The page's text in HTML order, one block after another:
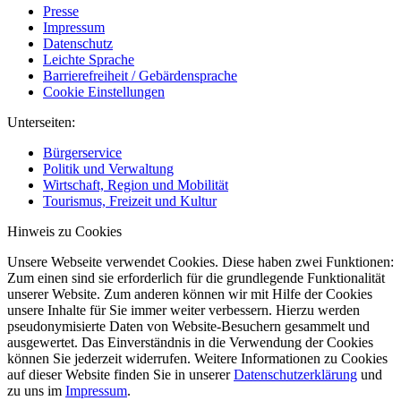
Presse
Impressum
Datenschutz
Leichte Sprache
Barrierefreiheit / Gebärdensprache
Cookie Einstellungen
Unterseiten:
Bürgerservice
Politik und Verwaltung
Wirtschaft, Region und Mobilität
Tourismus, Freizeit und Kultur
Hinweis zu Cookies
Unsere Webseite verwendet Cookies. Diese haben zwei Funktionen:
Zum einen sind sie erforderlich für die grundlegende Funktionalität
unserer Website. Zum anderen können wir mit Hilfe der Cookies
unsere Inhalte für Sie immer weiter verbessern. Hierzu werden
pseudonymisierte Daten von Website-Besuchern gesammelt und
ausgewertet. Das Einverständnis in die Verwendung der Cookies
können Sie jederzeit widerrufen. Weitere Informationen zu Cookies
auf dieser Website finden Sie in unsererDatenschutzerklärung und
zu uns im Impressum.